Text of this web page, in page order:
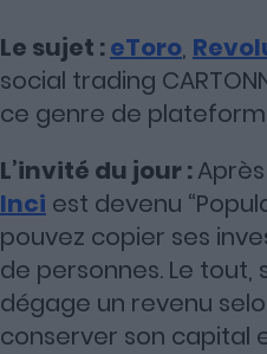
Le sujet :eToro,
social trading
ce genre de
L’invité du jour :
Inci est devenu
pouvez copier ses
de personnes. Le
dégage un revenu
conserver son capital